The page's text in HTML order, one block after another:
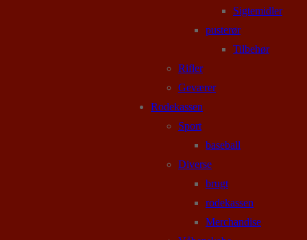
Sigtemidler
pusterør
Tilbehør
Rifler
Geværer
Rodekassen
Sport
baseball
Diverse
brugt
rodekassen
Merchandise